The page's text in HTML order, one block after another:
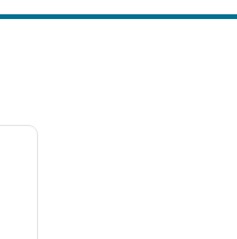
imaginea următoare